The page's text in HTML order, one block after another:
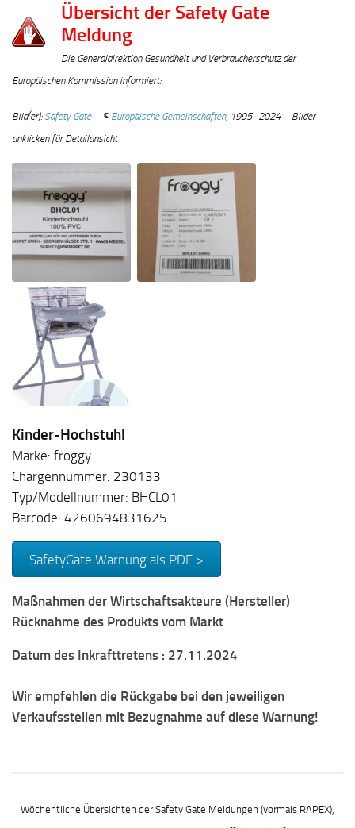
Übersicht der Safety Gate
Meldung
Die Generaldirektion Gesundheit und Verbraucherschutz der
Europäischen Kommission informiert:
Bild(er):Safety Gate– © Europäische Gemeinschaften, 1995- 2024 – Bilder
anklicken für Detailansicht
Kinder-Hochstuhl
Marke: froggy
Chargennummer: 230133
Typ/Modellnummer: BHCL01
Barcode: 4260694831625
SafetyGate Warnung als PDF >
Maßnahmen der Wirtschaftsakteure (Hersteller)
Rücknahme des Produkts vom Markt
Datum des Inkrafttretens : 27.11.2024
Wir empfehlen die Rückgabe bei den jeweiligen
Verkaufsstellen mit Bezugnahme auf diese Warnung!
Wöchentliche Übersichten der Safety Gate Meldungen (vormals RAPEX),